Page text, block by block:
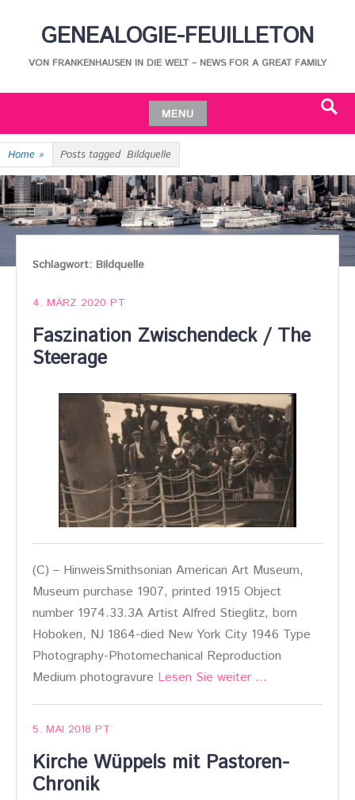
GENEALOGIE-FEUILLETON
VON FRANKENHAUSEN IN DIE WELT – NEWS FOR A GREAT FAMILY
MENU
Skip
to
content
Home » Posts tagged Bildquelle
Schlagwort: Bildquelle
4. MÄRZ 2020 PT
Faszination Zwischendeck / The
Steerage
(C) – HinweisSmithsonian American Art Museum,
Museum purchase 1907, printed 1915 Object
number 1974.33.3A Artist Alfred Stieglitz, born
Hoboken, NJ 1864-died New York City 1946 Type
Photography-Photomechanical Reproduction
Medium photogravure Lesen Sie weiter …
5. MAI 2018 PT
Kirche Wüppels mit Pastoren-
Chronik